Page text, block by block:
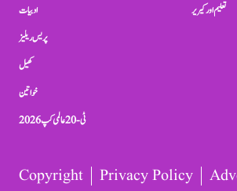
ادبیات
پریس ریلیز
کھیل
خواتین
ٹی-20 عالمی کپ 2026
تعلیم اور کیریر
Copyright Privacy Policy